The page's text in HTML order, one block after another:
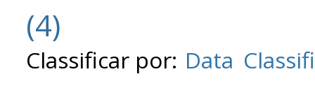
(4)
Classificar por: Data